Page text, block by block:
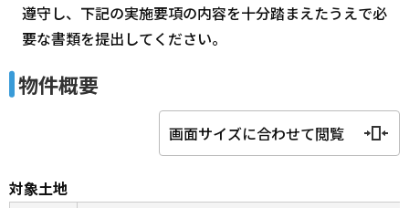
遵守し、下記の実施要項の内容を十分踏まえたうえで必
要な書類を提出してください。
物件概要
画面サイズに合わせて閲覧
対象土地